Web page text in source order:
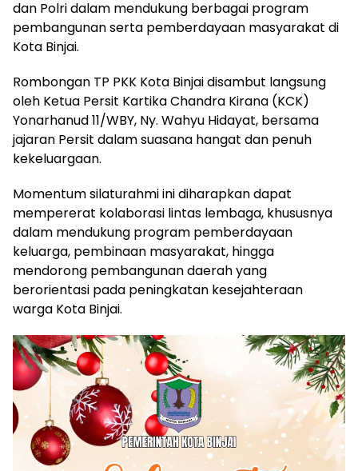
dan Polri dalam mendukung berbagai program
pembangunan serta pemberdayaan masyarakat di
Kota Binjai.
Rombongan TP PKK Kota Binjai disambut langsung
oleh Ketua Persit Kartika Chandra Kirana (KCK)
Yonarhanud 11/WBY, Ny. Wahyu Hidayat, bersama
jajaran Persit dalam suasana hangat dan penuh
kekeluargaan.
Momentum silaturahmi ini diharapkan dapat
mempererat kolaborasi lintas lembaga, khususnya
dalam mendukung program pemberdayaan
keluarga, pembinaan masyarakat, hingga
mendorong pembangunan daerah yang
berorientasi pada peningkatan kesejahteraan
warga Kota Binjai.